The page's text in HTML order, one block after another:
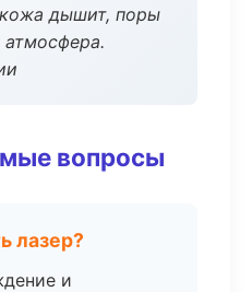
дышит, поры
вопросы
лазер?
и